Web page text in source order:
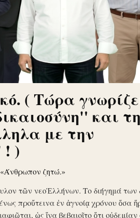
( Τώρα
και
με την
! )
ζητώ.»
τῶν νεοἙλλήνων. Το διήγημά των
προὔτεινα ἐν ἀγνοίᾳ χρόνου ὅσα
ὡς ἵνα βεβαιοῖτο ὅτι